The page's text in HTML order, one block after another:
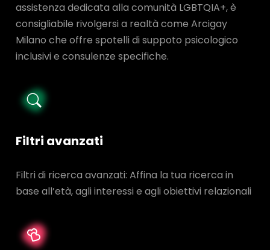
assistenza dedicata alla comunità LGBTQIA+, è
consigliabile rivolgersi a realtà come Arcigay
Milano che offre spotelli di suppoto psicologico
inclusivi e consulenze specifiche.
Filtri avanzati
Filtri di ricerca avanzati: Affina la tua ricerca in
base all’età, agli interessi e agli obiettivi relazionali